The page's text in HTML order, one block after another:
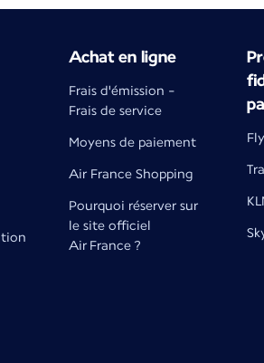
Achat en ligne
Frais d'émission -
Frais de service
Moyens de paiement
Air France Shopping
Pourquoi réserver sur
le site officiel
Air France ?